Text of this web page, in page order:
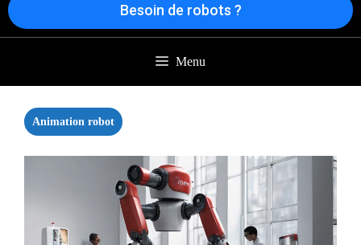
Besoin de robots ?
Menu
Animation robot